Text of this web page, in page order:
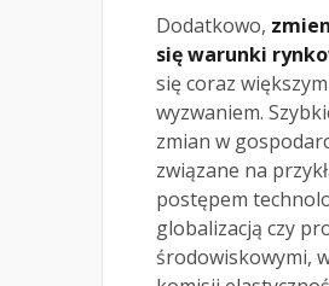
Dodatkowo,
się warunki
się coraz większym
wyzwaniem.
zmian w
związane na
postępem
globalizacją czy
środowiskowymi,